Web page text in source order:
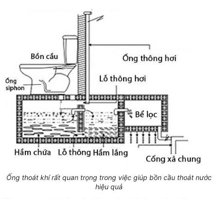
Ống thoát khí rất quan trọng trong việc giúp bồn cầu thoát nước
hiệu quả